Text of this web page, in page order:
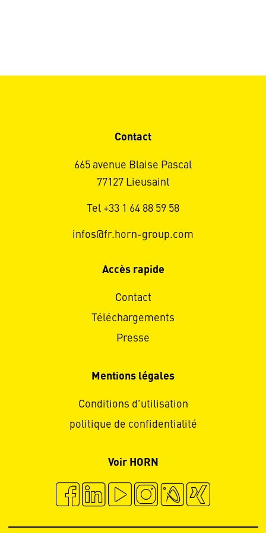
Contact
665 avenue Blaise Pascal
77127 Lieusaint
Tel +33 1 64 88 59 58
infos@fr.horn-group.com
Accès rapide
Contact
Téléchargements
Presse
Mentions légales
Conditions d'utilisation
politique de confidentialité
Voir HORN